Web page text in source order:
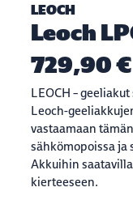
LEOCH
Leoch
729,90 €
LEOCH –
Leoch-
vastaamaan
sähkömopoissa ja
Akkuihin
kierteeseen.